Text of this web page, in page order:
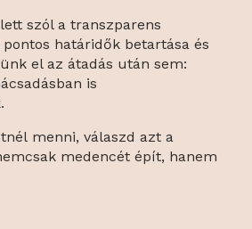
szól a transzparens
határidők betartása és
el az átadás után sem:
is
menni, válaszd azt a
medencét épít, hanem